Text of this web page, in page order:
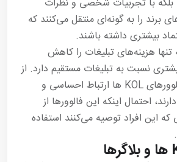
را به گونه‌ای منتقل می‌کنند که
بیشتری داشته باشند.
هزینه‌های تبلیغات را کاهش
نسبت به تبلیغات مستقیم دارد. از
آنجا که بسیاری از فالوورهای KOL ها ارتباط احساسی و
احتمال اینکه این فالوورها از
این افراد توصیه می‌کنند استفاده